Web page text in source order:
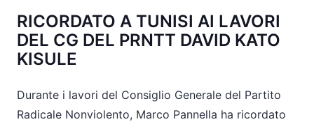
RICORDATO A TUNISI AI LAVORI
DEL CG DEL PRNTT DAVID KATO
KISULE
Durante i lavori del Consiglio Generale del Partito
Radicale Nonviolento, Marco Pannella ha ricordato